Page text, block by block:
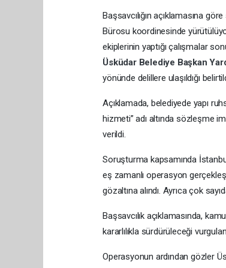
Başsavcılığın açıklamasına
Bürosu koordinesinde
ekiplerinin yaptığı çalışmalar
Üsküdar Belediye Başkan
yönünde delillere ulaşıldığı
Açıklamada, belediyede yapı
hizmeti” adı altında sözleşme
verildi.
Soruşturma kapsamında
eş zamanlı operasyon
gözaltına alındı. Ayrıca çok
Başsavcılık açıklamasında,
kararlılıkla sürdürüleceği
Operasyonun ardından gözler